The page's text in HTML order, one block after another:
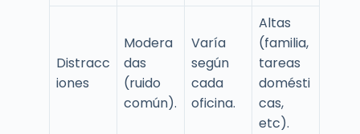
Distracc
iones
Modera
das
(ruido
común).
Varía
según
cada
oficina.
Altas
(familia,
tareas
domésti
cas,
etc).